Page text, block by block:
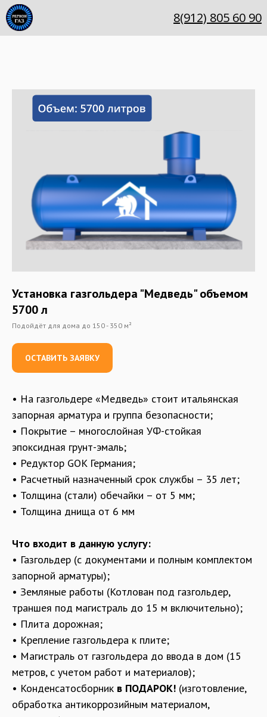
8(912) 805 60 90
Установка газгольдера "Медведь" объемом
5700 л
Подойдёт для дома до 150 - 350 м²
ОСТАВИТЬ ЗАЯВКУ
• На газгольдере «Медведь» стоит итальянская
запорная арматура и группа безопасности;
• Покрытие – многослойная УФ-стойкая
эпоксидная грунт-эмаль;
• Редуктор GOK Германия;
• Расчетный назначенный срок службы – 35 лет;
• Толщина (стали) обечайки – от 5 мм;
• Толщина днища от 6 мм
Что входит в данную услугу:
• Газгольдер (с документами и полным комплектом
запорной арматуры);
• Земляные работы (Котлован под газгольдер,
траншея под магистраль до 15 м включительно);
• Плита дорожная;
• Крепление газгольдера к плите;
• Магистраль от газгольдера до ввода в дом (15
метров, с учетом работ и материалов);
• Конденсатосборник в ПОДАРОК! (изготовление,
обработка антикоррозийным материалом,